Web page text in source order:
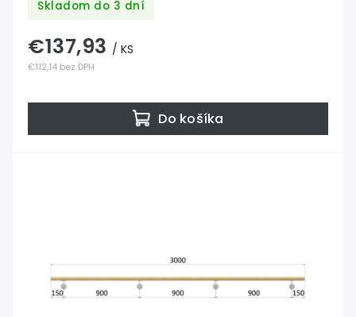
Skladom do 3 dní
€112,14 bez DPH
€137,93 / KS
Do košíka